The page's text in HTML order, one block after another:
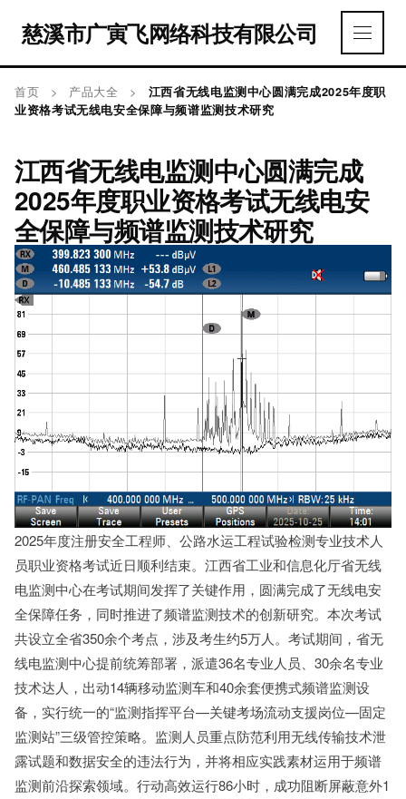
慈溪市广寅飞网络科技有限公司
首页 > 产品大全 >
江西省无线电监测中心圆满完成2025年度职
业资格考试无线电安全保障与频谱监测技术研究
江西省无线电监测中心圆满完成
2025年度职业资格考试无线电安
全保障与频谱监测技术研究
2025年度注册安全工程师、公路水运工程试验检测专业技术人
员职业资格考试近日顺利结束。江西省工业和信息化厅省无线
电监测中心在考试期间发挥了关键作用，圆满完成了无线电安
全保障任务，同时推进了频谱监测技术的创新研究。本次考试
共设立全省350余个考点，涉及考生约5万人。考试期间，省无
线电监测中心提前统筹部署，派遣36名专业人员、30余名专业
技术达人，出动14辆移动监测车和40余套便携式频谱监测设
备，实行统一的“监测指挥平台—关键考场流动支援岗位—固定
监测站”三级管控策略。监测人员重点防范利用无线传输技术泄
露试题和数据安全的违法行为，并将相应实践素材运用于频谱
监测前沿探索领域。行动高效运行86小时，成功阻断屏蔽意外1